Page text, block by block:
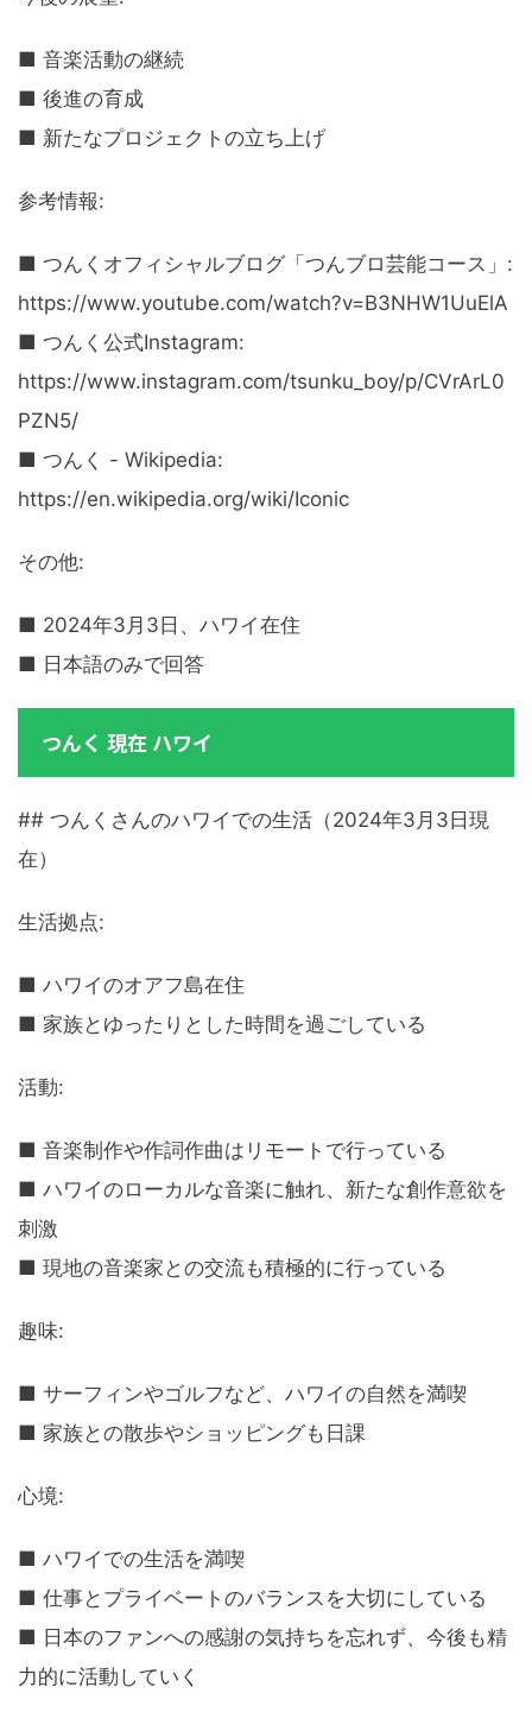
■ 音楽活動の継続
■ 後進の育成
■ 新たなプロジェクトの立ち上げ
参考情報:
■ つんくオフィシャルブログ「つんブロ芸能コース」:
https://www.youtube.com/watch?v=B3NHW1UuElA
■ つんく公式Instagram:
https://www.instagram.com/tsunku_boy/p/CVrArL0
PZN5/
■ つんく - Wikipedia:
https://en.wikipedia.org/wiki/Iconic
その他:
■ 2024年3月3日、ハワイ在住
■ 日本語のみで回答
つんく 現在 ハワイ
## つんくさんのハワイでの生活（2024年3月3日現
在）
生活拠点:
■ ハワイのオアフ島在住
■ 家族とゆったりとした時間を過ごしている
活動:
■ 音楽制作や作詞作曲はリモートで行っている
■ ハワイのローカルな音楽に触れ、新たな創作意欲を
刺激
■ 現地の音楽家との交流も積極的に行っている
趣味:
■ サーフィンやゴルフなど、ハワイの自然を満喫
■ 家族との散歩やショッピングも日課
心境:
■ ハワイでの生活を満喫
■ 仕事とプライベートのバランスを大切にしている
■ 日本のファンへの感謝の気持ちを忘れず、今後も精
力的に活動していく